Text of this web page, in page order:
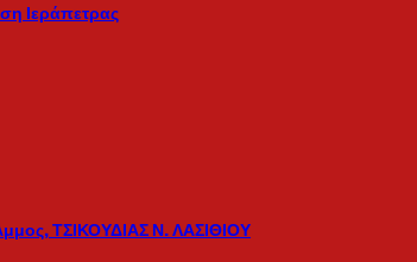
Ιεράπετρας
ΤΣΙΚΟΥΔΙΑΣ Ν. ΛΑΣΙΘΙΟΥ